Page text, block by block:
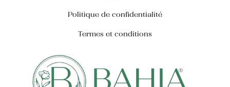
Politique de confidentialité
Termes et conditions
40,000TND